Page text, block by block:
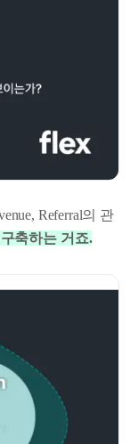
Referral의 관
축하는 거죠.